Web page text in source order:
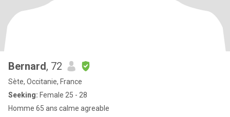
Bernard, 72
Sète, Occitanie, France
Seeking: Female 25 - 28
Homme 65 ans calme agreable